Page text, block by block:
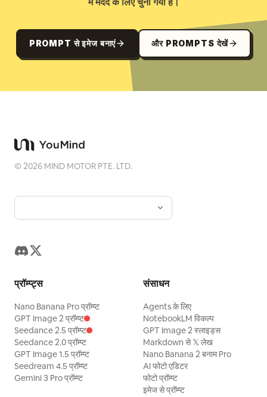
PROMPT से इमेज बनाएं और PROMPTS देखें
©2026 MIND MOTOR PTE. LTD.
प्रॉम्प्ट्स
Nano Banana Pro प्रॉम्प्ट
GPT Image 2 प्रॉम्प्ट
Seedance 2.5 प्रॉम्प्ट
Seedance 2.0 प्रॉम्प्ट
GPT Image 1.5 प्रॉम्प्ट
Seedream 4.5 प्रॉम्प्ट
Gemini 3 Pro प्रॉम्प्ट
संसाधन
Agents के लिए
NotebookLM विकल्प
GPT Image 2 स्लाइड्स
Markdown से 𝕏 लेख
Nano Banana 2 बनाम Pro
AI फोटो एडिटर
फोटो प्रॉम्प्ट
इमेज से प्रॉम्प्ट